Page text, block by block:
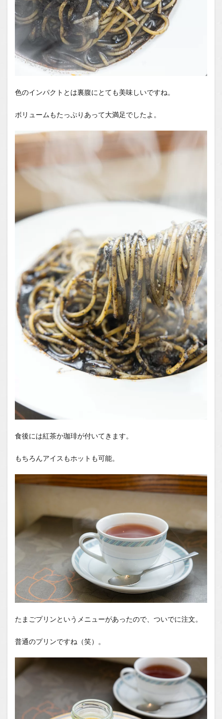
色のインパクトとは裏腹にとても美味しいですね。
ボリュームもたっぷりあって大満足でしたよ。
食後には紅茶か珈琲が付いてきます。
もちろんアイスもホットも可能。
たまごプリンというメニューがあったので、ついでに注文。
普通のプリンですね（笑）。